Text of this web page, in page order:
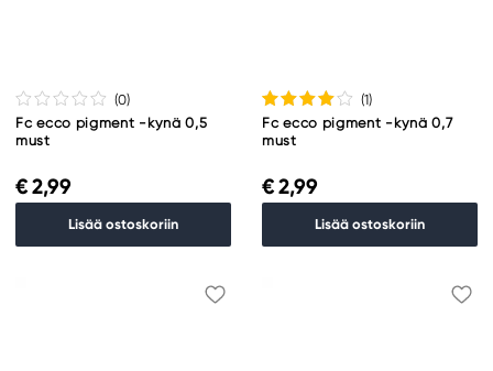
(0)
Fc ecco pigment -kynä 0,5
must
€ 2,99
Lisää ostoskoriin
(1)
Fc ecco pigment -kynä 0,7
must
€ 2,99
Lisää ostoskoriin